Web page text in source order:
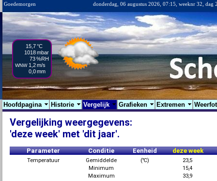
Goedemorgen donderdag, 06 augustus 2026, 07:15, weeknr 32, dag
15,7°C
1018mbar
73%RH
WNW1,2m/s
0,0mm
Hoofdpagina Historie Vergelijk Grafieken Extremen
Vergelijking weergegevens:
'deze week' met 'dit jaar'.
Parameter Conditie Eenheid deze week
Temperatuur Gemiddelde (℃)
23,5
Minimum
15,4
Maximum
33,9